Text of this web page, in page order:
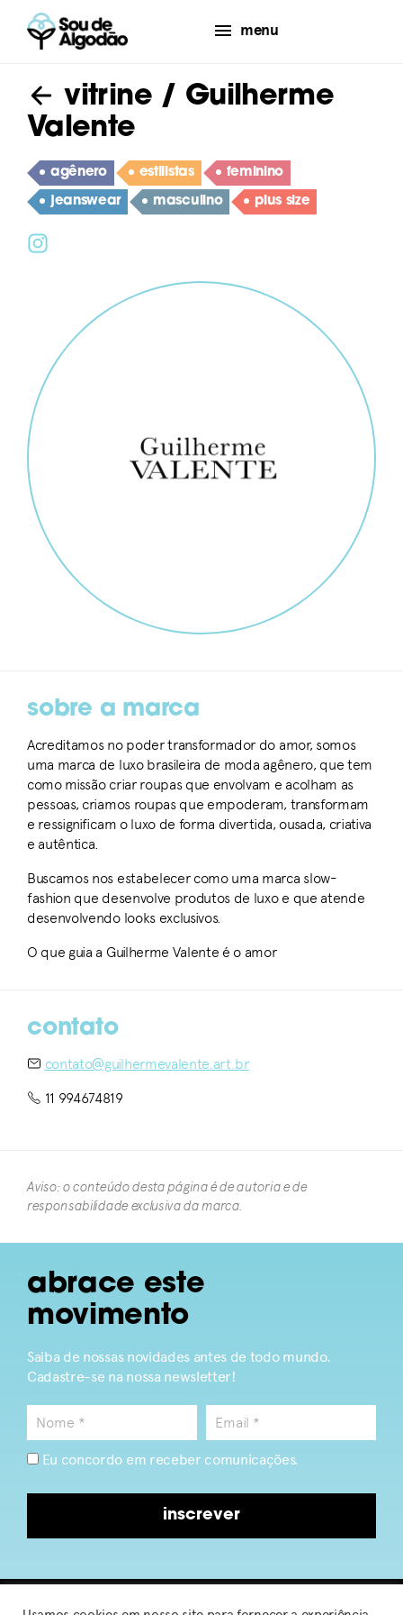
menu
vitrine/ Guilherme
Valente
agênero estilistas feminino
jeanswear masculino plus size
sobre a marca
Acreditamos no poder transformador do amor, somos
uma marca de luxo brasileira de moda agênero, que tem
como missão criar roupas que envolvam e acolham as
pessoas, criamos roupas que empoderam, transformam
e ressignificam o luxo de forma divertida, ousada, criativa
e autêntica.
Buscamos nos estabelecer como uma marca slow-
fashion que desenvolve produtos de luxo e que atende
desenvolvendo looks exclusivos.
O que guia a Guilherme Valente é o amor
contato
contato@guilhermevalente.art.br
11 994674819
Aviso: o conteúdo desta página é de autoria e de
responsabilidade exclusiva da marca.​
abrace este
movimento
Saiba de nossas novidades antes de todo mundo.
Cadastre-se na nossa newsletter!
Eu concordo em receber comunicações.
inscrever